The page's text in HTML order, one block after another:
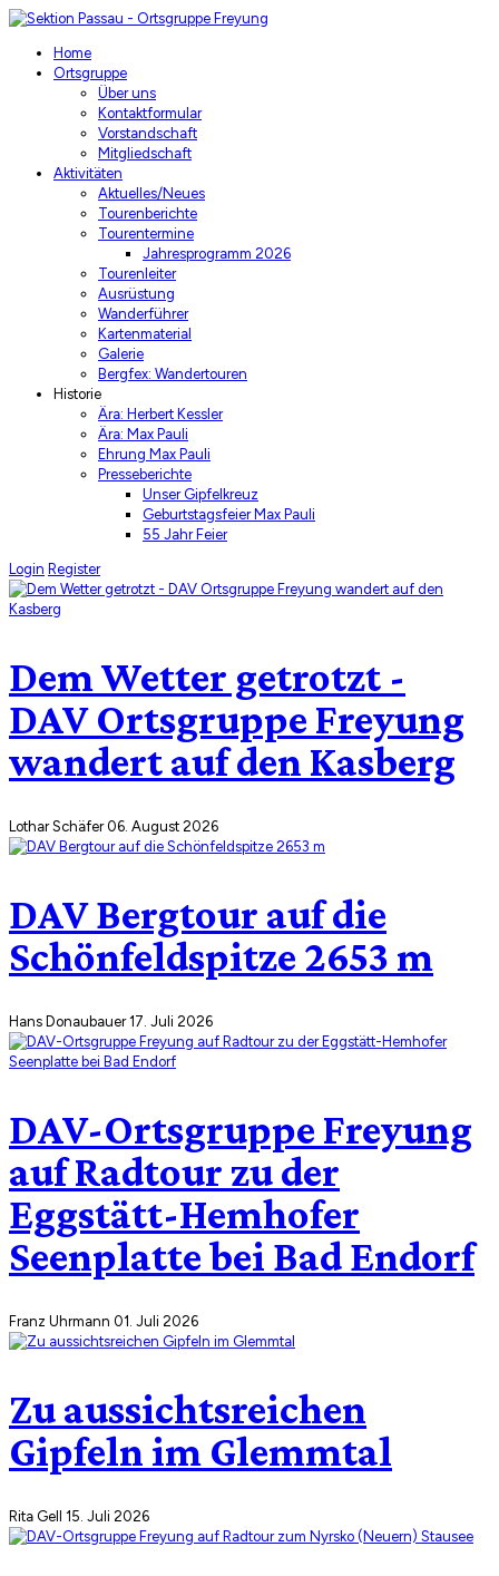
Home
Ortsgruppe
Über uns
Kontaktformular
Vorstandschaft
Mitgliedschaft
Aktivitäten
Aktuelles/Neues
Tourenberichte
Tourentermine
Jahresprogramm 2026
Tourenleiter
Ausrüstung
Wanderführer
Kartenmaterial
Galerie
Bergfex: Wandertouren
Historie
Ära: Herbert Kessler
Ära: Max Pauli
Ehrung Max Pauli
Presseberichte
Unser Gipfelkreuz
Geburtstagsfeier Max Pauli
55 Jahr Feier
Login Register
Dem Wetter getrotzt -
DAV Ortsgruppe Freyung
wandert auf den Kasberg
Lothar Schäfer 06. August 2026
DAV Bergtour auf die
Schönfeldspitze 2653 m
Hans Donaubauer 17. Juli 2026
DAV-Ortsgruppe Freyung
auf Radtour zu der
Eggstätt-Hemhofer
Seenplatte bei Bad Endorf
Franz Uhrmann 01. Juli 2026
Zu aussichtsreichen
Gipfeln im Glemmtal
Rita Gell 15. Juli 2026